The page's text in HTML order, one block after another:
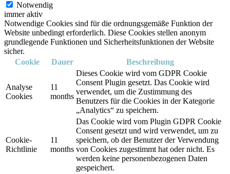
Notwendig
immer aktiv
Notwendige Cookies sind für die ordnungsgemäße Funktion der
Website unbedingt erforderlich. Diese Cookies stellen anonym
grundlegende Funktionen und Sicherheitsfunktionen der Website
sicher.
Cookie
Dauer Beschreibung
Analyse
Cookies
11
months
Dieses Cookie wird vom GDPR Cookie
Consent Plugin gesetzt. Das Cookie wird
verwendet, um die Zustimmung des
Benutzers für die Cookies in der Kategorie
„Analytics“ zu speichern.
Cookie-
Richtlinie
11
months
Das Cookie wird vom Plugin GDPR Cookie
Consent gesetzt und wird verwendet, um zu
speichern, ob der Benutzer der Verwendung
von Cookies zugestimmt hat oder nicht. Es
werden keine personenbezogenen Daten
gespeichert.